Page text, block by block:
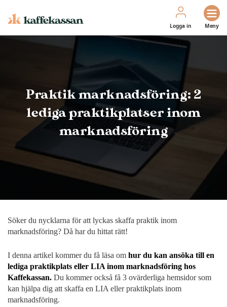
Meny
Logga in
Praktik marknadsföring: 2
lediga praktikplatser inom
marknadsföring
Söker du nycklarna för att lyckas skaffa praktik inom
marknadsföring? Då har du hittat rätt!
I denna artikel kommer du få läsa om hur du kan ansöka till en
lediga praktikplats eller LIA inom marknadsföring hos
Kaffekassan. Du kommer också få 3 ovärderliga hemsidor som
kan hjälpa dig att skaffa en LIA eller praktikplats inom
marknadsföring.